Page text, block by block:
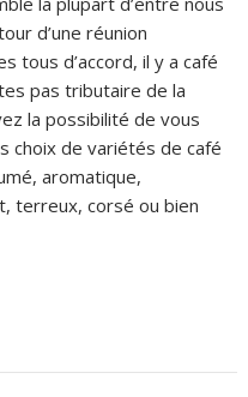
d’une réunion
tous d’accord, il y a café
pas tributaire de la
la possibilité de vous
choix de variétés de café
aromatique,
terreux, corsé ou bien